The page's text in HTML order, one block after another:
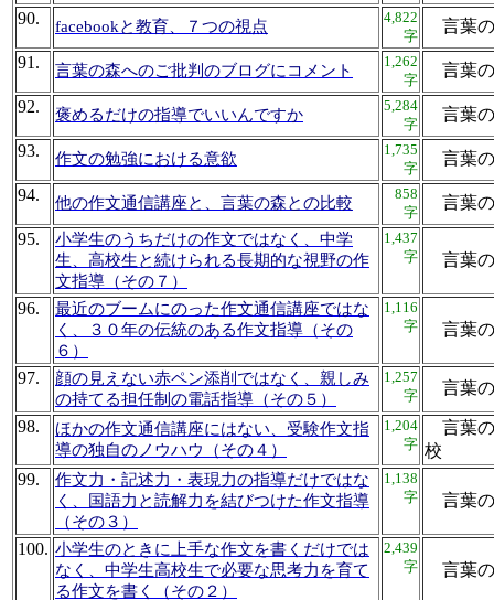
90.
facebookと教育、７つの視点
4,822
字
言葉
91.
言葉の森へのご批判のブログにコメント
1,262
字
言葉
92.
褒めるだけの指導でいいんですか
5,284
字
言葉
93.
作文の勉強における意欲
1,735
字
言葉
94.
他の作文通信講座と、言葉の森との比較
858
字
言葉
95.
小学生のうちだけの作文ではなく、中学
生、高校生と続けられる長期的な視野の作
文指導（その７）
1,437
字
言葉
96.
最近のブームにのった作文通信講座ではな
く、３０年の伝統のある作文指導（その
６）
1,116
字
言葉
97.
顔の見えない赤ペン添削ではなく、親しみ
の持てる担任制の電話指導（その５）
1,257
字
言葉
98.
ほかの作文通信講座にはない、受験作文指
導の独自のノウハウ（その４）
1,204
字
言葉
校
99.
作文力・記述力・表現力の指導だけではな
く、国語力と読解力を結びつけた作文指導
（その３）
1,138
字
言葉
100. 小学生のときに上手な作文を書くだけでは
なく、中学生高校生で必要な思考力を育て
る作文を書く（その２）
2,439
字
言葉